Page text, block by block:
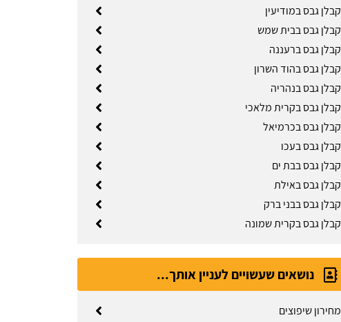
קבלן גבס במודיעין
קבלן גבס בבית שמש
קבלן גבס ברעננה
קבלן גבס בהוד השרון
קבלן גבס בנהריה
קבלן גבס בקרית מלאכי
קבלן גבס בכרמיאל
קבלן גבס בעכו
קבלן גבס בבת ים
קבלן גבס באילת
קבלן גבס בבני ברק
קבלן גבס בקרית שמונה
נושאים שעשויים לעניין אותך...
מחירון שיפוצים